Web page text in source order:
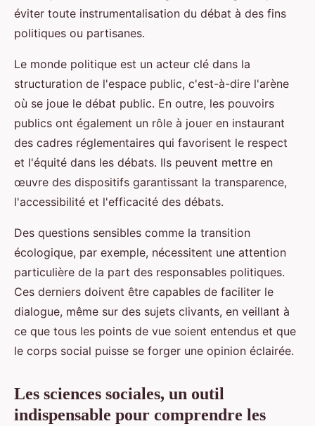
éviter toute instrumentalisation du débat à des fins
politiques ou partisanes.
Le monde politique est un acteur clé dans la
structuration de l'espace public, c'est-à-dire l'arène
où se joue le débat public. En outre, les pouvoirs
publics ont également un rôle à jouer en instaurant
des cadres réglementaires qui favorisent le respect
et l'équité dans les débats. Ils peuvent mettre en
œuvre des dispositifs garantissant la transparence,
l'accessibilité et l'efficacité des débats.
Des questions sensibles comme la transition
écologique, par exemple, nécessitent une attention
particulière de la part des responsables politiques.
Ces derniers doivent être capables de faciliter le
dialogue, même sur des sujets clivants, en veillant à
ce que tous les points de vue soient entendus et que
le corps social puisse se forger une opinion éclairée.
Les sciences sociales, un outil
indispensable pour comprendre les